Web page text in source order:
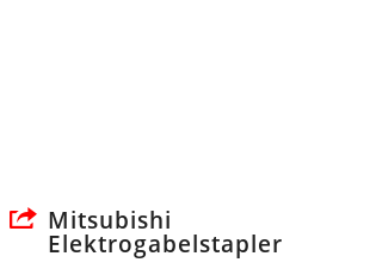
Mitsubishi
Elektrogabelstapler